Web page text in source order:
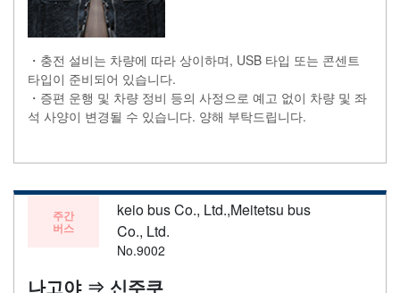
・충전 설비는 차량에 따라 상이하며, USB 타입 또는 콘센트
타입이 준비되어 있습니다.
・증편 운행 및 차량 정비 등의 사정으로 예고 없이 차량 및 좌
석 사양이 변경될 수 있습니다. 양해 부탁드립니다.
주간
버스
keio bus Co., Ltd.,Meitetsu bus
Co., Ltd.
No.9002
나고야 ⇒ 신주쿠